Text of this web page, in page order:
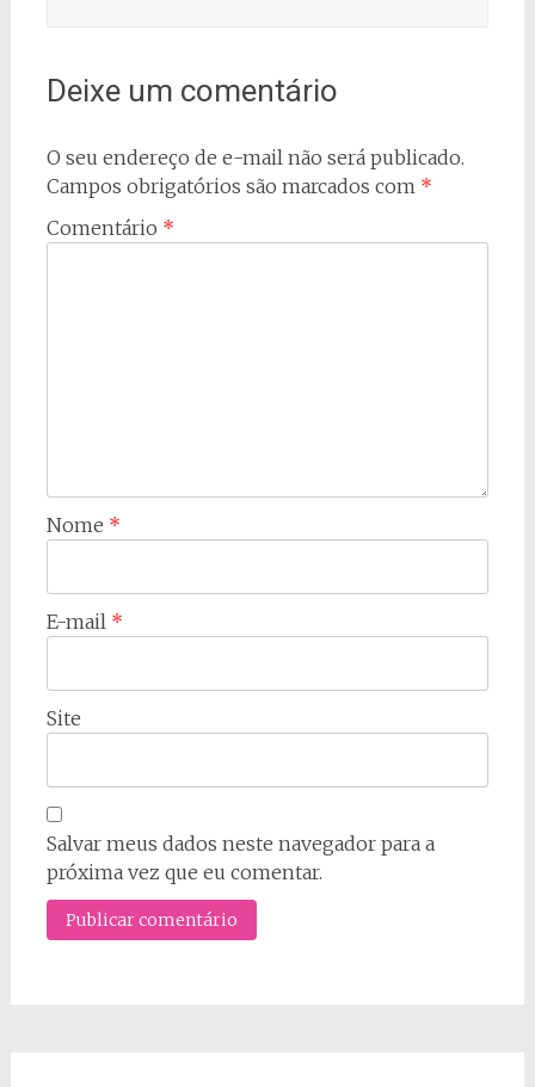
Deixe um comentário
O seu endereço de e-mail não será publicado.
Campos obrigatórios são marcados com *
Comentário *
Nome *
E-mail *
Site
Salvar meus dados neste navegador para a
próxima vez que eu comentar.